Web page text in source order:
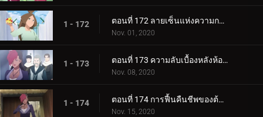
1 - 172 ตอนที่ 172 ลายเซ็นแห่งความกลัว
Nov. 01, 2020
1 - 173 ตอนที่ 173 ความลับเบื้องหลังห้องใต้ดิน
Nov. 08, 2020
1 - 174 ตอนที่ 174 การฟื้นคืนชีพของต้นไม้ศักดิ์สิทธิ์
Nov. 15, 2020